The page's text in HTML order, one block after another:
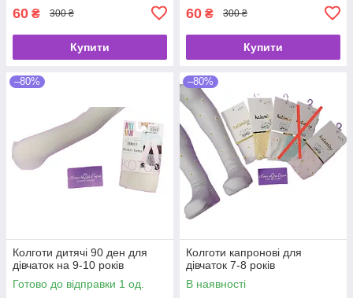
60 ₴ 300 ₴
Купити
60 ₴ 300 ₴
Купити
–80%
Колготи дитячі 90 ден для
дівчаток на 9-10 років
Готово до відправки 1 од.
–80%
Колготи капронові для
дівчаток 7-8 років
В наявності